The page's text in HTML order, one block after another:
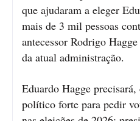
que ajudaram a eleger
mais de 3 mil pessoas
antecessor Rodrigo
da atual administração.
Eduardo Hagge
político forte para pedir